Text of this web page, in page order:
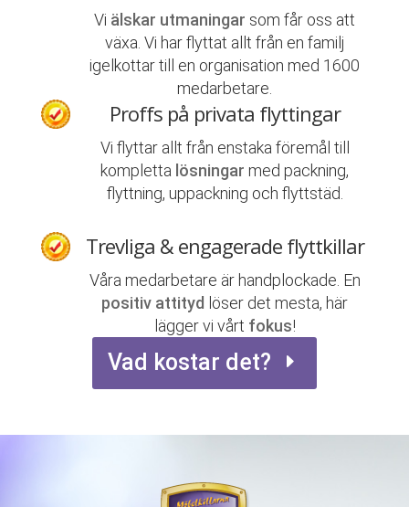
Vi älskar utmaningar som får oss att
växa. Vi har flyttat allt från en familj
igelkottar till en organisation med 1600
medarbetare.
Proffs på privata flyttingar
Vi flyttar allt från enstaka föremål till
kompletta lösningar med packning,
flyttning, uppackning och flyttstäd.
Trevliga & engagerade flyttkillar
Våra medarbetare är handplockade. En
positiv attityd löser det mesta, här
lägger vi vårt fokus!
Vad kostar det?